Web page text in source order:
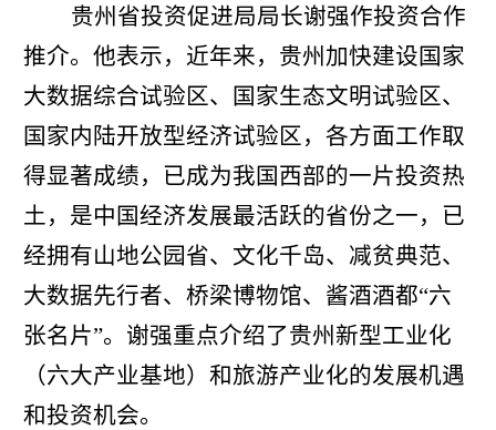
贵州省投资促进局局长谢强作投资合作
推介。他表示，近年来，贵州加快建设国家
大数据综合试验区、国家生态文明试验区、
国家内陆开放型经济试验区，各方面工作取
得显著成绩，已成为我国西部的一片投资热
土，是中国经济发展最活跃的省份之一，已
经拥有山地公园省、文化千岛、减贫典范、
大数据先行者、桥梁博物馆、酱酒酒都“六
张名片”。谢强重点介绍了贵州新型工业化
（六大产业基地）和旅游产业化的发展机遇
和投资机会。